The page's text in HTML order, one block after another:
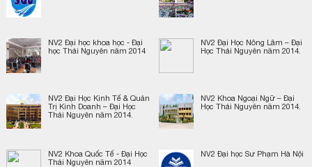
NV2 Đại học khoa học - Đại
học Thái Nguyên năm 2014
NV2 Đại Học Nông Lâm – Đại
Học Thái Nguyên năm 2014.
NV2 Đại Học Kinh Tế & Quản
Trị Kinh Doanh – Đại Học
Thái Nguyên năm 2014.
NV2 Khoa Ngoại Ngữ – Đại
Học Thái Nguyên năm 2014.
NV2 Khoa Quốc Tế - Đại Học
Thái Nguyên năm 2014
NV2 Đại học Sư Phạm Hà Nội